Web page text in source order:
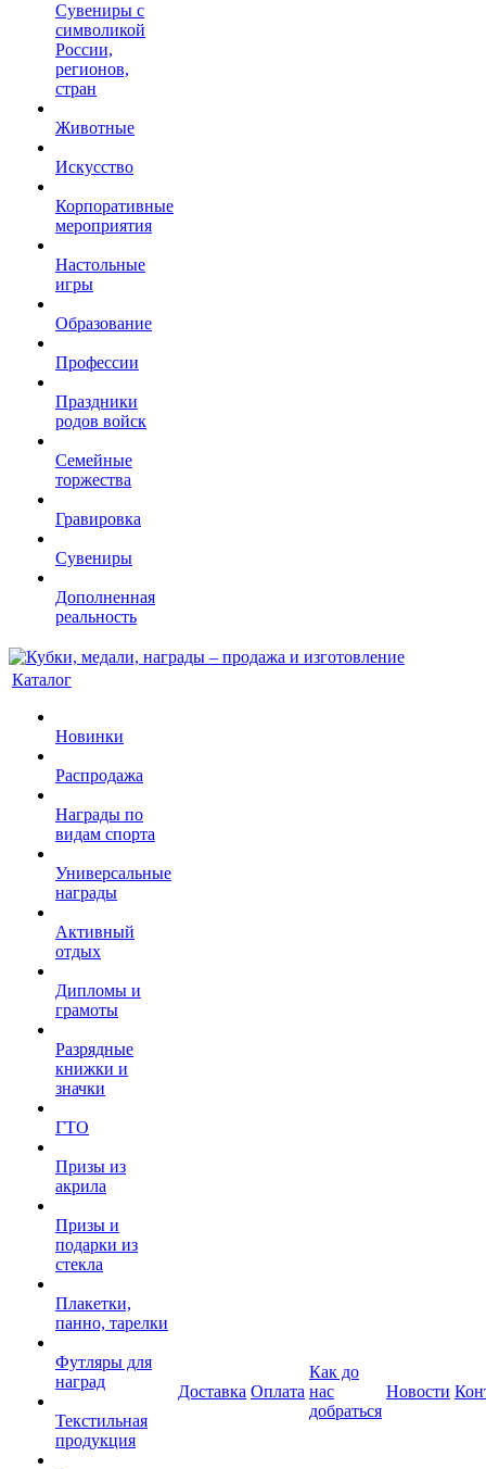
Сувениры с
символикой
России,
регионов,
стран
Животные
Искусство
Корпоративные
мероприятия
Настольные
игры
Образование
Профессии
Праздники
родов войск
Семейные
торжества
Гравировка
Сувениры
Дополненная
реальность
Каталог
Новинки
Распродажа
Награды по
видам спорта
Универсальные
награды
Активный
отдых
Дипломы и
грамоты
Разрядные
книжки и
значки
ГТО
Призы из
акрила
Призы и
подарки из
стекла
Плакетки,
панно, тарелки
Футляры для
наград
Текстильная
продукция
Доставка Оплата
Как до
нас
добраться
Новости